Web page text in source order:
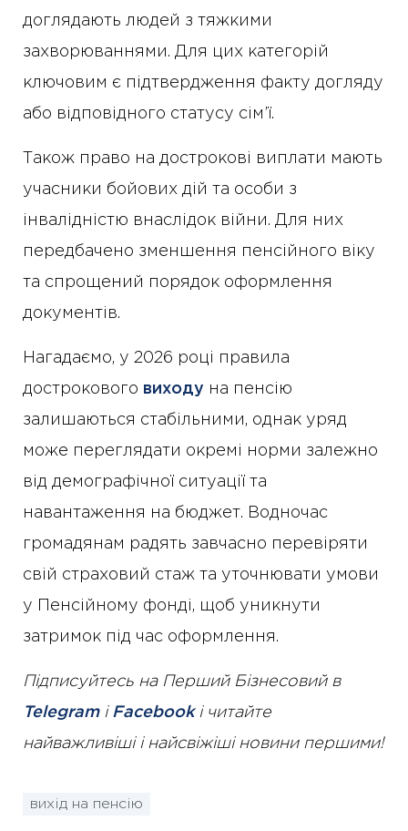
доглядають людей з тяжкими
захворюваннями. Для цих категорій
ключовим є підтвердження факту догляду
або відповідного статусу сім’ї.
Також право на дострокові виплати мають
учасники бойових дій та особи з
інвалідністю внаслідок війни. Для них
передбачено зменшення пенсійного віку
та спрощений порядок оформлення
документів.
Нагадаємо, у 2026 році правила
дострокового виходу на пенсію
залишаються стабільними, однак уряд
може переглядати окремі норми залежно
від демографічної ситуації та
навантаження на бюджет. Водночас
громадянам радять завчасно перевіряти
свій страховий стаж та уточнювати умови
у Пенсійному фонді, щоб уникнути
затримок під час оформлення.
Підписуйтесь на Перший Бізнесовий в
Telegramі Facebookі читайте
найважливіші і найсвіжіші новини першими!
вихід на пенсію